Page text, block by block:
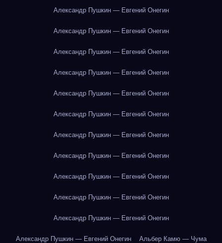
Александр Пушкин — Евгений Онегин
Александр Пушкин — Евгений Онегин
Александр Пушкин — Евгений Онегин
Александр Пушкин — Евгений Онегин
Александр Пушкин — Евгений Онегин
Александр Пушкин — Евгений Онегин
Александр Пушкин — Евгений Онегин
Александр Пушкин — Евгений Онегин
Александр Пушкин — Евгений Онегин
Александр Пушкин — Евгений Онегин
Александр Пушкин — Евгений Онегин
Александр Пушкин — Евгений Онегин Альбер Камю — Чума